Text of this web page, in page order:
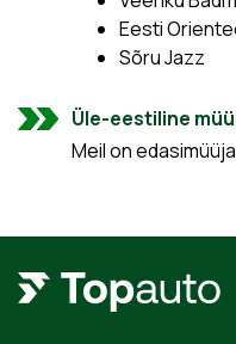
Eesti
Sõru Jazz
Üle-eestiline
Meil on